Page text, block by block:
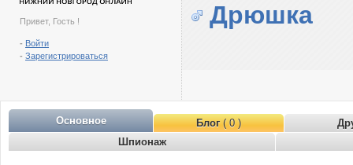
Привет, Гость !
- Войти
- Зарегистрироваться
Дрюшка
Основное Блог( 0 )
Шпионаж